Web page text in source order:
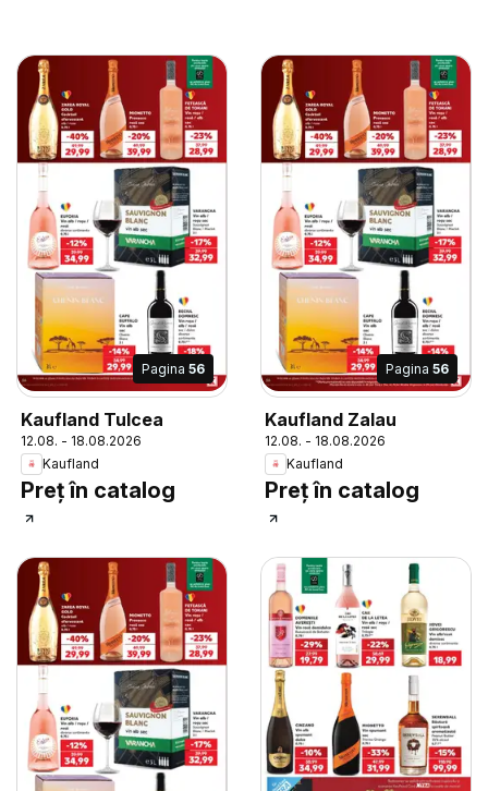
Pagina 56
Kaufland Tulcea
12.08. - 18.08.2026
Kaufland
Preț în catalog
Pagina 56
Kaufland Zalau
12.08. - 18.08.2026
Kaufland
Preț în catalog